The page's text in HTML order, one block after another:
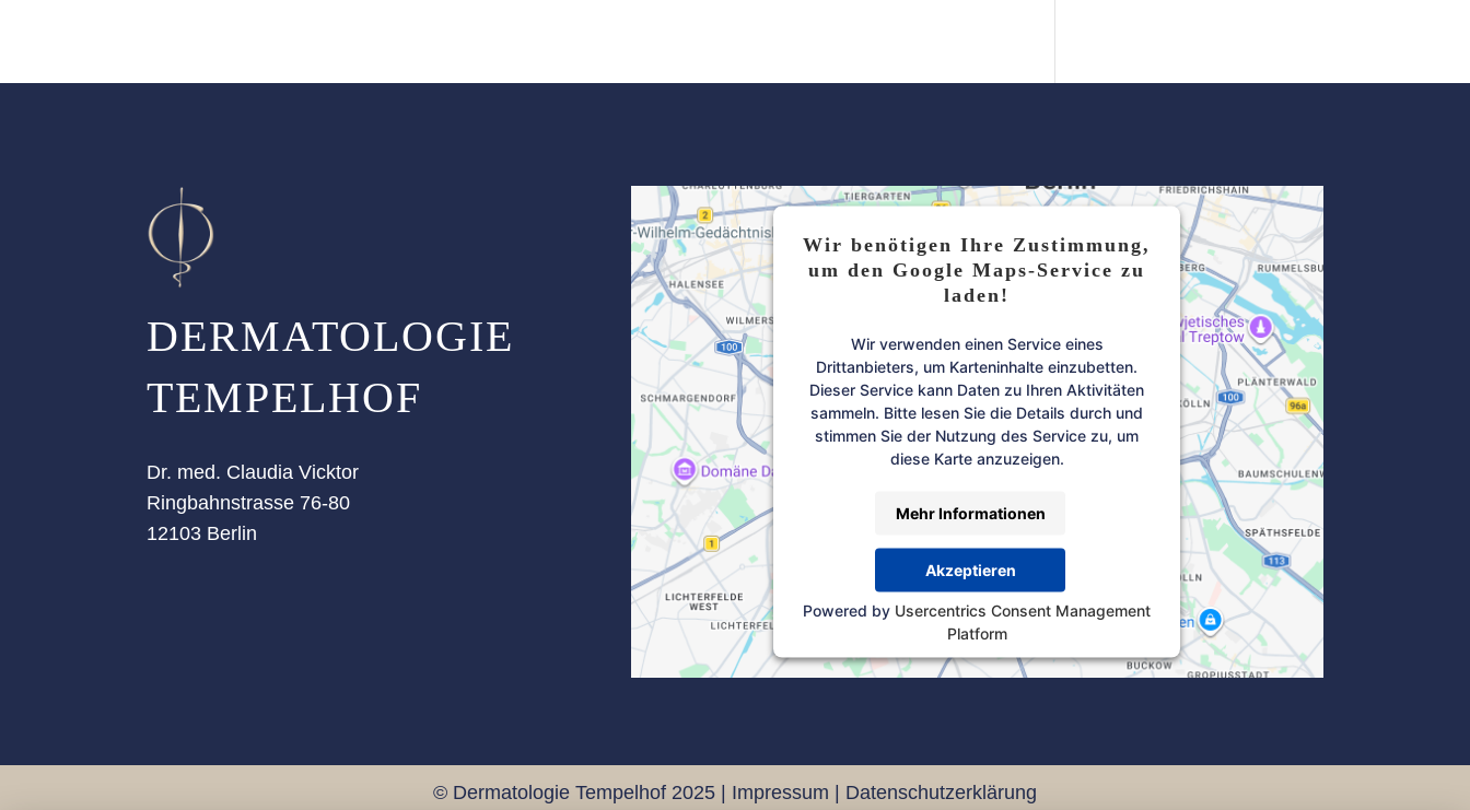
DERMATOLOGIE
TEMPELHOF
Dr. med. Claudia Vicktor
Ringbahnstrasse 76-80
12103 Berlin
Wir benötigen Ihre Zustimmung,
um den Google Maps-Service zu
laden!
Wir verwenden einen Service eines
Drittanbieters, um Karteninhalte einzubetten.
Dieser Service kann Daten zu Ihren Aktivitäten
sammeln. Bitte lesen Sie die Details durch und
stimmen Sie der Nutzung des Service zu, um
diese Karte anzuzeigen.
Mehr Informationen
Akzeptieren
Powered by Usercentrics Consent Management
Platform
© Dermatologie Tempelhof 2025 | Impressum Datenschutzerklärung